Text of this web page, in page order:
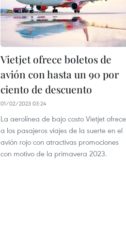
Vietjet ofrece boletos de
avión con hasta un 90 por
ciento de descuento
01/02/2023 03:24
La aerolínea de bajo costo Vietjet ofrece
a los pasajeros viajes de la suerte en el
avión rojo con atractivas promociones
con motivo de la primavera 2023.